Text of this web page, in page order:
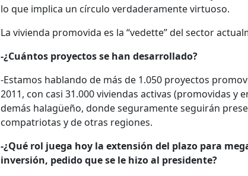
lo que implica un círculo verdaderamente virtuoso.
La vivienda promovida es la “vedette” del sector
-¿Cuántos proyectos se han desarrollado?
-Estamos hablando de más de 1.050 proyectos
2011, con casi 31.000 viviendas activas (promovidas y
demás halagüeño, donde seguramente seguirán
compatriotas y de otras regiones.
-¿Qué rol juega hoy la extensión del plazo para
inversión, pedido que se le hizo al presidente?